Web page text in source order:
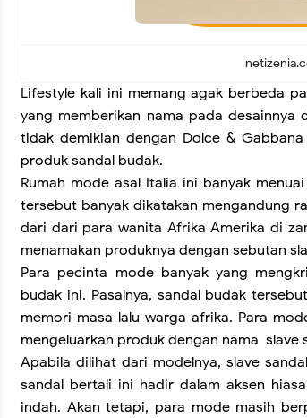
Lifestyle kali ini memang agak berbeda
yang memberikan nama pada desainnya
tidak demikian dengan Dolce &
produk sandal budak.
Rumah mode asal Italia ini banyak
tersebut banyak dikatakan mengandung
dari dari para wanita Afrika Amerika di
menamakan produknya dengan sebutan
Para pecinta mode banyak yang
budak ini. Pasalnya, sandal budak
memori masa lalu warga afrika. Para
mengeluarkan produk dengan nama slave
Apabila dilihat dari modelnya, slave
sandal bertali ini hadir dalam aksen
indah. Akan tetapi, para mode masih